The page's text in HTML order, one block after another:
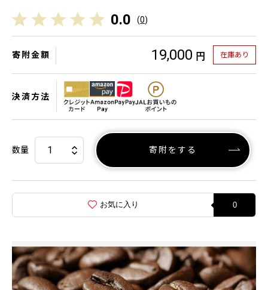
0.0 (0)
寄附金額 19,000 円 在庫あり
決済方法
数量 寄附をする
お気に入り 0